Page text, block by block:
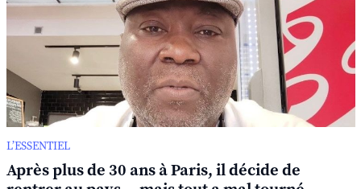
L’ESSENTIEL
Après plus de 30 ans à Paris, il décide de